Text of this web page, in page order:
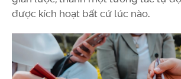
được kích hoạt bất cứ lúc nào.